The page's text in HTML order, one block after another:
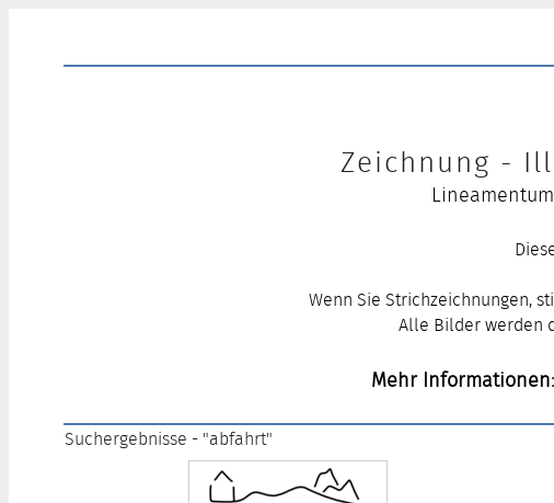
Zeichnung -
Wenn Sie Strichzeichnungen,
Alle Bilder werden
Mehr Informationen:
Suchergebnisse - "abfahrt"